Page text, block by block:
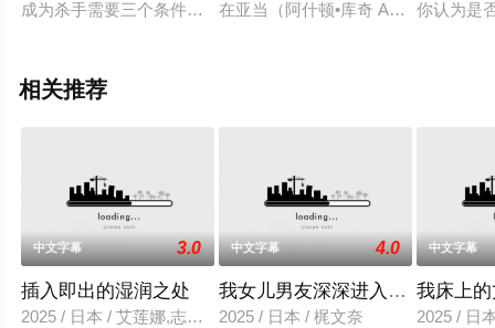
成为杀手需要三个条件：一个委托，一个目标，一个报酬。单
在亚当（阿什顿•库奇 Ashton你认为是
相关推荐
中文字幕 3.0
插入即出的湿润之处
2025 / 日本 / 艾莲娜,志美健
中文字幕 4.0
我女儿男友深深进入我的身体
2025 / 日本 / 梶文奈
中文字幕
我床上
2025 / 日